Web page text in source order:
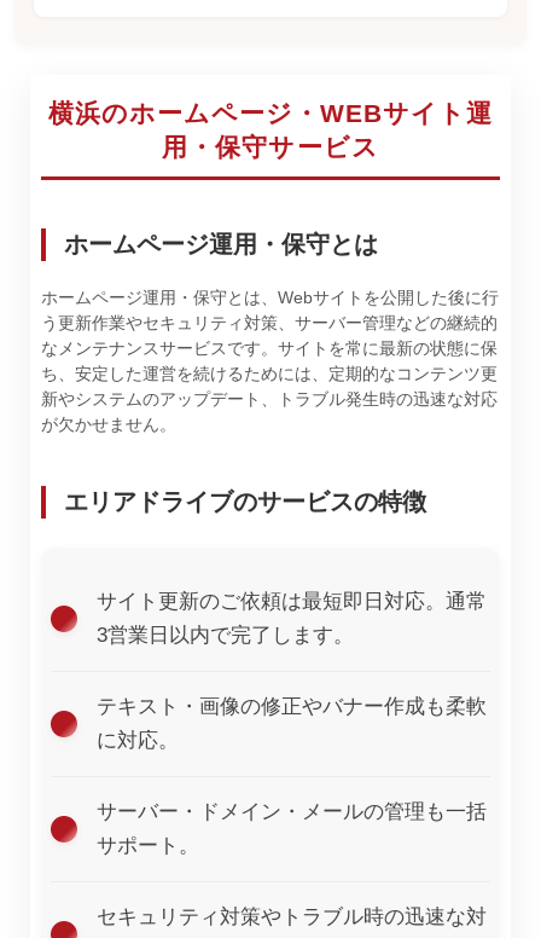
横浜のホームページ・WEBサイト運
用・保守サービス
ホームページ運用・保守とは
ホームページ運用・保守とは、Webサイトを公開した後に行
う更新作業やセキュリティ対策、サーバー管理などの継続的
なメンテナンスサービスです。サイトを常に最新の状態に保
ち、安定した運営を続けるためには、定期的なコンテンツ更
新やシステムのアップデート、トラブル発生時の迅速な対応
が欠かせません。
エリアドライブのサービスの特徴
サイト更新のご依頼は最短即日対応。通常
3営業日以内で完了します。
テキスト・画像の修正やバナー作成も柔軟
に対応。
サーバー・ドメイン・メールの管理も一括
サポート。
セキュリティ対策やトラブル時の迅速な対